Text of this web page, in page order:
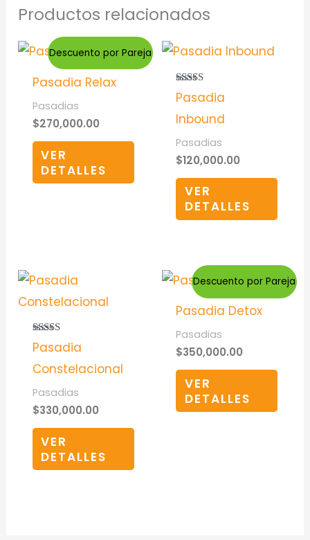
Productos relacionados
Descuento por Pareja
Pasadia Relax
Pasadias
$270,000.00
VER
DETALLES
Valorado en
5.00
Pasadia
Inbound
Pasadias
$120,000.00
VER
DETALLES
Valorado
en
de 5
Pasadia
Constelacional
Pasadias
$330,000.00
VER
DETALLES
Descuento por Pareja
Pasadia Detox
Pasadias
$350,000.00
VER
DETALLES